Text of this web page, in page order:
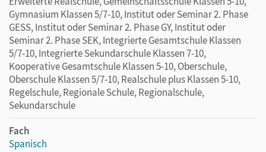
Gymnasium Klassen 5/7-10, Institut oder Seminar 2. Phase
GESS, Institut oder Seminar 2. Phase GY, Institut oder
Seminar 2. Phase SEK, Integrierte Gesamtschule Klassen
5/7-10, Integrierte Sekundarschule Klassen 7-10,
Kooperative Gesamtschule Klassen 5-10, Oberschule,
Oberschule Klassen 5/7-10, Realschule plus Klassen 5-10,
Regelschule, Regionale Schule, Regionalschule,
Sekundarschule
Fach
Spanisch